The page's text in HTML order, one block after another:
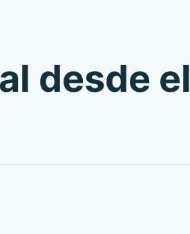
desde el